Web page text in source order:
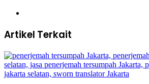
Artikel Terkait